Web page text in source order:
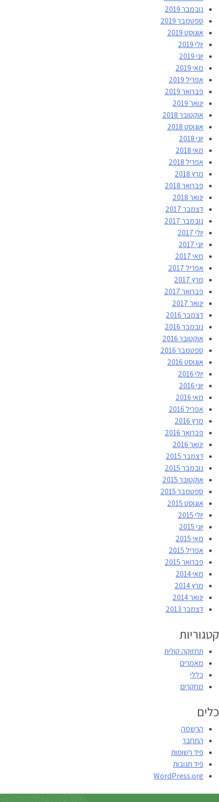
נובמבר 2019
ספטמבר 2019
אוגוסט 2019
יולי 2019
יוני 2019
מאי 2019
אפריל 2019
פברואר 2019
ינואר 2019
אוקטובר 2018
אוגוסט 2018
יוני 2018
מאי 2018
אפריל 2018
מרץ 2018
פברואר 2018
ינואר 2018
דצמבר 2017
נובמבר 2017
יולי 2017
יוני 2017
מאי 2017
אפריל 2017
מרץ 2017
פברואר 2017
ינואר 2017
דצמבר 2016
נובמבר 2016
אוקטובר 2016
ספטמבר 2016
אוגוסט 2016
יולי 2016
יוני 2016
מאי 2016
אפריל 2016
מרץ 2016
פברואר 2016
ינואר 2016
דצמבר 2015
נובמבר 2015
אוקטובר 2015
ספטמבר 2015
אוגוסט 2015
יולי 2015
יוני 2015
מאי 2015
אפריל 2015
פברואר 2015
מאי 2014
מרץ 2014
ינואר 2014
דצמבר 2013
קטגוריות
תחזוקה קולית
מאמרים
כללי
מחקרים
כלים
הרשמה
התחבר
פיד רשומות
פיד תגובות
WordPress.org